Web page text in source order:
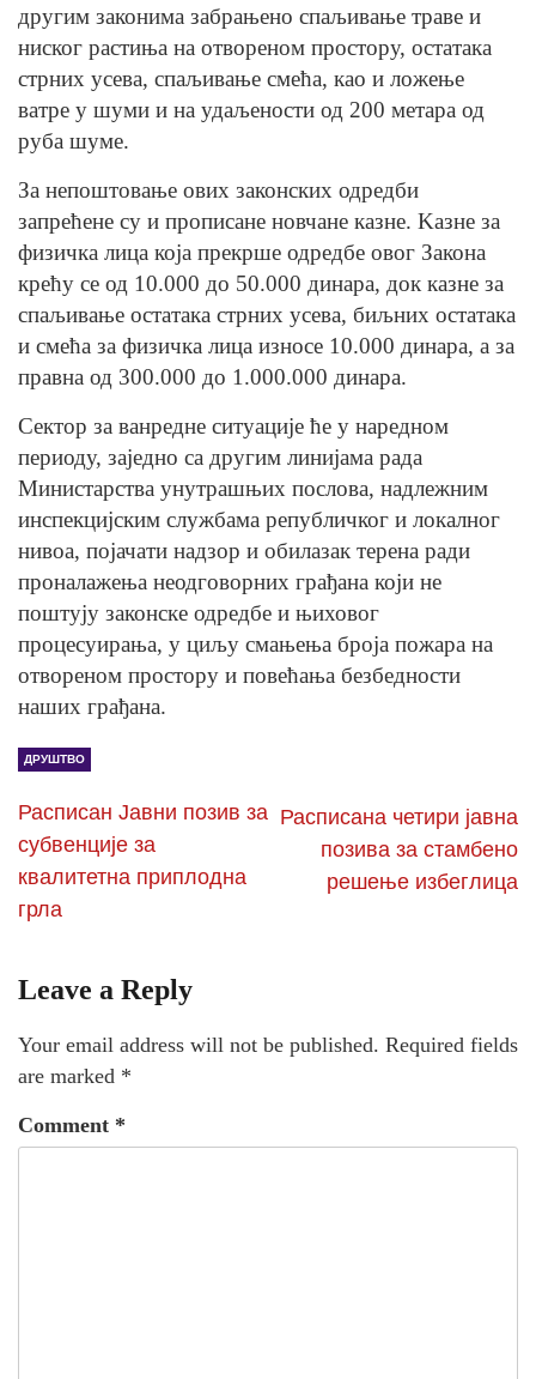
другим законима забрањено спаљивање траве и
ниског растиња на отвореном простору, остатака
стрних усева, спаљивање смећа, као и ложење
ватре у шуми и на удаљености од 200 метара од
руба шуме.
За непоштовање ових законских одредби
запрећене су и прописане новчане казне. Kазне за
физичка лица која прекрше одредбе овог Закона
крећу се од 10.000 до 50.000 динара, док казне за
спаљивање остатака стрних усева, биљних остатака
и смећа за физичка лица износе 10.000 динара, а за
правна од 300.000 до 1.000.000 динара.
Сектор за ванредне ситуације ће у наредном
периоду, заједно са другим линијама рада
Министарства унутрашњих послова, надлежним
инспекцијским службама републичког и локалног
нивоа, појачати надзор и обилазак терена ради
проналажења неодговорних грађана који не
поштују законске одредбе и њиховог
процесуирања, у циљу смањења броја пожара на
отвореном простору и повећања безбедности
наших грађана.
ДРУШТВО
Расписан Јавни позив за
субвенције за
квалитетна приплодна
грла
Расписана четири јавна
позива за стамбено
решење избеглица
Leave a Reply
Your email address will not be published. Required fields
are marked *
Comment *